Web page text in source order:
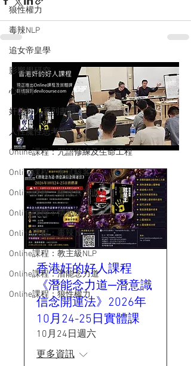
狼性權力
毒辣NLP
追女帝皇學
影響學研究
心戰局
奸的好人系列書籍
人性魔性思考學
Online課程：咒語修練及生命工程
Online課程：面試駭客
Online課程：權謀兵法道
Online課程：情慾匠人
Online課程：毒辣 N L P
Online課程：教主級NLP
Online課程：潛能念力道
Online課程：狼性權力
香港奸的好人課程
《潛能念力道─潛意識
信念開運法》2026年
10月24-25日實體課
10月24日週六
更多資訊